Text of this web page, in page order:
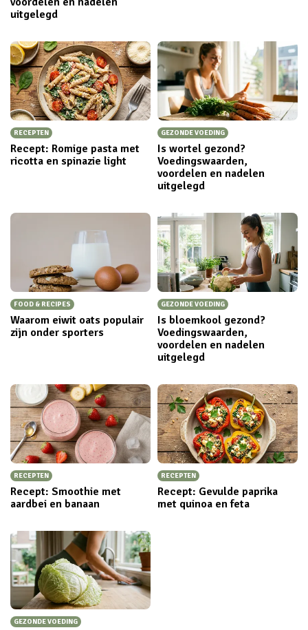
uitgelegd
RECEPTEN
Recept: Romige pasta met
ricotta en spinazie light
GEZONDE VOEDING
Is wortel gezond?
Voedingswaarden,
voordelen en nadelen
uitgelegd
FOOD & RECIPES
Waarom eiwit oats populair
zijn onder sporters
GEZONDE VOEDING
Is bloemkool gezond?
Voedingswaarden,
voordelen en nadelen
uitgelegd
RECEPTEN
Recept: Smoothie met
aardbei en banaan
RECEPTEN
Recept: Gevulde paprika
met quinoa en feta
GEZONDE VOEDING